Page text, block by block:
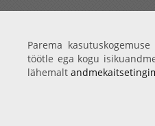
Parema
töötle ega kogu
lähemalt